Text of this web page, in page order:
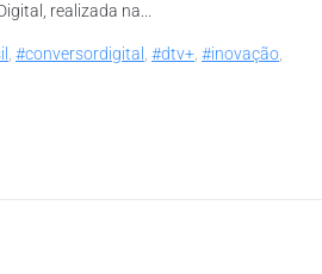
realizada na...
, #conversordigital , #dtv+, #inovação,